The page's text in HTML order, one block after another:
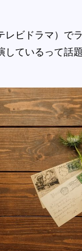
レビドラマ）で
しているって話